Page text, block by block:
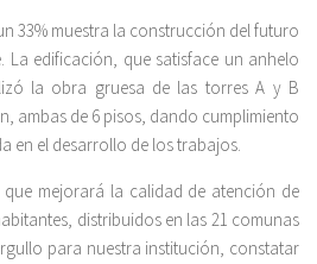
33% muestra la construcción del futuro
La edificación, que satisface un anhelo
la obra gruesa de las torres A y B
ambas de 6 pisos, dando cumplimiento
en el desarrollo de los trabajos.
mejorará la calidad de atención de
distribuidos en las 21 comunas
para nuestra institución, constatar